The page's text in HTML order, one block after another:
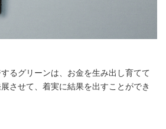
るグリーンは、お金を生み出し育てて
させて、着実に結果を出すことができ